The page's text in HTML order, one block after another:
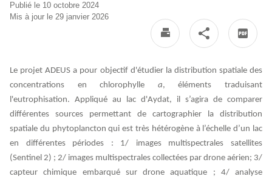
Publié le 10 octobre 2024
Mis à jour le 29 janvier 2026
Le projet ADEUS a pour objectif d'étudier la distribution spatiale des
concentrations en chlorophylle a, éléments traduisant
l'eutrophisation. Appliqué au lac d'Aydat, il s’agira de comparer
différentes sources permettant de cartographier la distribution
spatiale du phytoplancton qui est très hétérogène à l’échelle d’un lac
en différentes périodes : 1/ images multispectrales satellites
(Sentinel 2) ; 2/ images multispectrales collectées par drone aérien; 3/
capteur chimique embarqué sur drone aquatique ; 4/ analyse